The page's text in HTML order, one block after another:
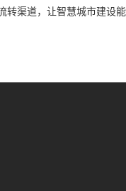
渠道，让智慧城市建设